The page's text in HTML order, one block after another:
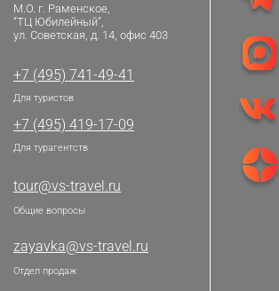
М.О. г. Раменское,
“ТЦ Юбилейный”,
ул. Советская, д. 14, офис 403
+7 (495) 741-49-41
Для туристов
+7 (495) 419-17-09
Для турагентств
tour@vs-travel.ru
Общие вопросы
zayavka@vs-travel.ru
Отдел продаж